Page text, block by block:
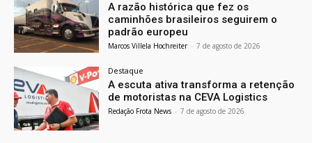
A razão histórica que fez os
caminhões brasileiros seguirem o
padrão europeu
Marcos Villela Hochreiter - 7 de agosto de 2026
Destaque
A escuta ativa transforma a retenção
de motoristas na CEVA Logistics
Redação Frota News - 7 de agosto de 2026